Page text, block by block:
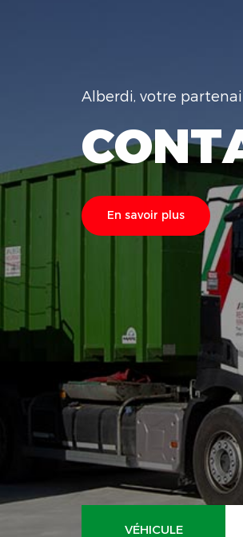
Alberdi, votre
En savoir plus
VÉHICULE